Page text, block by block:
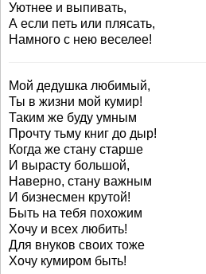
Уютнее и выпивать,
А если петь или плясать,
Намного с нею веселее!
Мой дедушка любимый,
Ты в жизни мой кумир!
Таким же буду умным
Прочту тьму книг до дыр!
Когда же стану старше
И вырасту большой,
Наверно, стану важным
И бизнесмен крутой!
Быть на тебя похожим
Хочу и всех любить!
Для внуков своих тоже
Хочу кумиром быть!